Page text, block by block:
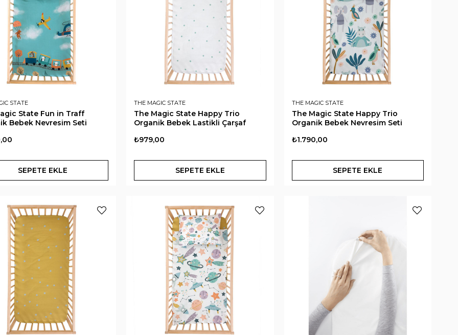
STATE
State Fun in Traff
Bebek Nevresim Seti
SEPETE EKLE
THE MAGIC STATE
The Magic State Happy Trio
Organik Bebek Lastikli Çarşaf
₺979,00
SEPETE EKLE
THE MAGIC STATE
The Magic State Happy Trio
Organik Bebek Nevresim Seti
₺1.790,00
SEPETE EKLE